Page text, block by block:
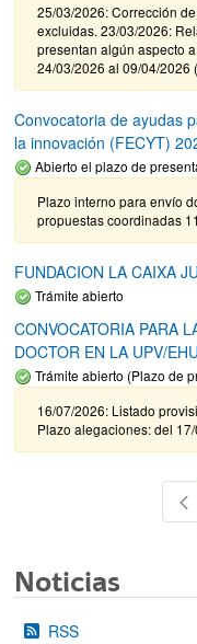
25/03/2026: Corrección
excluidas. 23/03/2026:
presentan algún aspecto
24/03/2026 al 09/04/2026
Convocatoria de ayudas
la innovación (FECYT)
Abierto el plazo de
Plazo interno para envío
propuestas coordinadas
FUNDACION LA CAIXA
Trámite abierto
CONVOCATORIA PARA
DOCTOR EN LA UPV/
Trámite abierto (Plazo de
16/07/2026: Listado
Plazo alegaciones: del
Noticias
RSS